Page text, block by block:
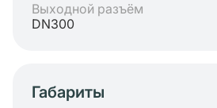
Выходной разъём
DN300
Габариты